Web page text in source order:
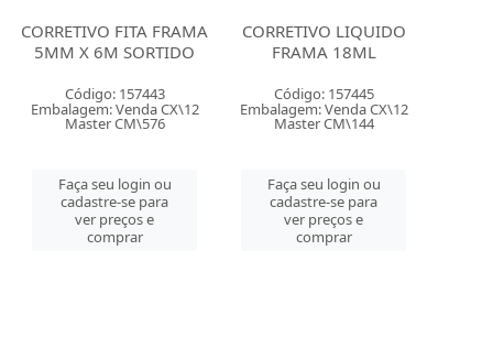
CORRETIVO FITA FRAMA
5MM X 6M SORTIDO
Código: 157443
Embalagem: Venda CX\12
Master CM\576
Faça seu login ou
cadastre-se para
ver preços e
comprar
CORRETIVO LIQUIDO
FRAMA 18ML
Código: 157445
Embalagem: Venda CX\12
Master CM\144
Faça seu login ou
cadastre-se para
ver preços e
comprar